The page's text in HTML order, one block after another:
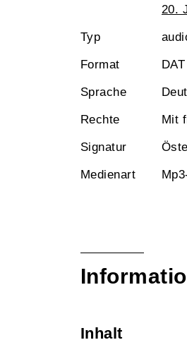
20.
Typ
Format
Sprache
Rechte Mit
Signatur
Medienart
Inhalt